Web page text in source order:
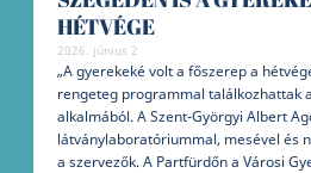
HÉTVÉGE
2026. június 2
„A gyerekeké volt a főszerep a
rengeteg programmal találkozhattak
alkalmából. A Szent-Györgyi Albert
látványlaboratóriummal, mesével és
a szervezők. A Partfürdőn a Városi